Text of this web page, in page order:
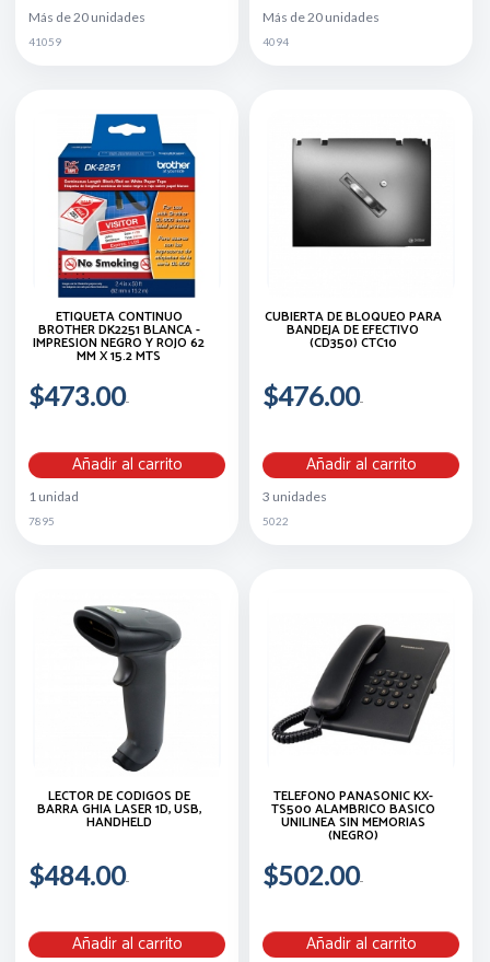
Más de 20 unidades
41059
Más de 20 unidades
4094
ETIQUETA CONTINUO
BROTHER DK2251 BLANCA -
IMPRESION NEGRO Y ROJO 62
MM X 15.2 MTS
$473.00
Añadir al carrito
1 unidad
7895
CUBIERTA DE BLOQUEO PARA
BANDEJA DE EFECTIVO
(CD350) CTC10
$476.00
Añadir al carrito
3 unidades
5022
LECTOR DE CODIGOS DE
BARRA GHIA LASER 1D, USB,
HANDHELD
$484.00
Añadir al carrito
TELEFONO PANASONIC KX-
TS500 ALAMBRICO BASICO
UNILINEA SIN MEMORIAS
(NEGRO)
$502.00
Añadir al carrito